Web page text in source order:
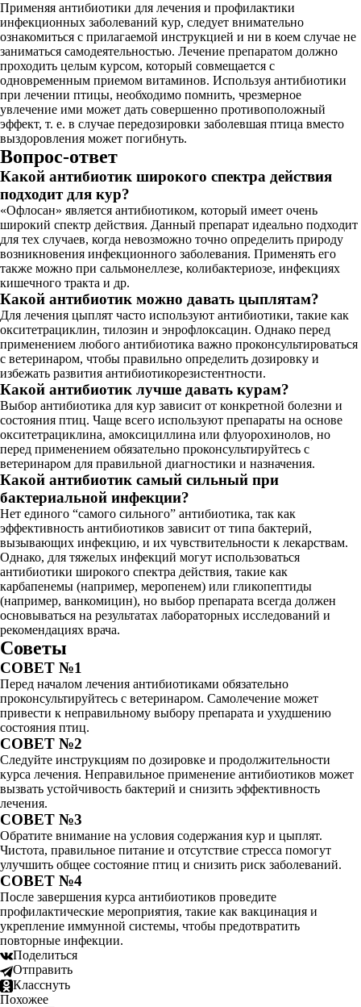
Применяя антибиотики для лечения и профилактики
инфекционных заболеваний кур, следует внимательно
ознакомиться с прилагаемой инструкцией и ни в коем случае не
заниматься самодеятельностью. Лечение препаратом должно
проходить целым курсом, который совмещается с
одновременным приемом витаминов. Используя антибиотики
при лечении птицы, необходимо помнить, чрезмерное
увлечение ими может дать совершенно противоположный
эффект, т. е. в случае передозировки заболевшая птица вместо
выздоровления может погибнуть.
Вопрос-ответ
Какой антибиотик широкого спектра действия
подходит для кур?
«Офлосан» является антибиотиком, который имеет очень
широкий спектр действия. Данный препарат идеально подходит
для тех случаев, когда невозможно точно определить природу
возникновения инфекционного заболевания. Применять его
также можно при сальмонеллезе, колибактериозе, инфекциях
кишечного тракта и др.
Какой антибиотик можно давать цыплятам?
Для лечения цыплят часто используют антибиотики, такие как
окситетрациклин, тилозин и энрофлоксацин. Однако перед
применением любого антибиотика важно проконсультироваться
с ветеринаром, чтобы правильно определить дозировку и
избежать развития антибиотикорезистентности.
Какой антибиотик лучше давать курам?
Выбор антибиотика для кур зависит от конкретной болезни и
состояния птиц. Чаще всего используют препараты на основе
окситетрациклина, амоксициллина или флуорохинолов, но
перед применением обязательно проконсультируйтесь с
ветеринаром для правильной диагностики и назначения.
Какой антибиотик самый сильный при
бактериальной инфекции?
Нет единого “самого сильного” антибиотика, так как
эффективность антибиотиков зависит от типа бактерий,
вызывающих инфекцию, и их чувствительности к лекарствам.
Однако, для тяжелых инфекций могут использоваться
антибиотики широкого спектра действия, такие как
карбапенемы (например, меропенем) или гликопептиды
(например, ванкомицин), но выбор препарата всегда должен
основываться на результатах лабораторных исследований и
рекомендациях врача.
Советы
СОВЕТ №1
Перед началом лечения антибиотиками обязательно
проконсультируйтесь с ветеринаром. Самолечение может
привести к неправильному выбору препарата и ухудшению
состояния птиц.
СОВЕТ №2
Следуйте инструкциям по дозировке и продолжительности
курса лечения. Неправильное применение антибиотиков может
вызвать устойчивость бактерий и снизить эффективность
лечения.
СОВЕТ №3
Обратите внимание на условия содержания кур и цыплят.
Чистота, правильное питание и отсутствие стресса помогут
улучшить общее состояние птиц и снизить риск заболеваний.
СОВЕТ №4
После завершения курса антибиотиков проведите
профилактические мероприятия, такие как вакцинация и
укрепление иммунной системы, чтобы предотвратить
повторные инфекции.
Поделиться
Отправить
Класснуть
Похожее